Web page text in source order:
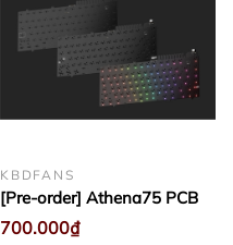
KBDFANS
[Pre-order] Athena75 PCB
700.000₫